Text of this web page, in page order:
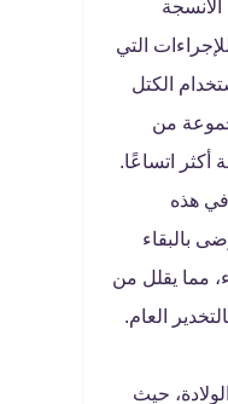
التي
الكتل
من
أكثر اتساعًا.
هذه
بالبقاء
مما يقلل من
العام.
حيث